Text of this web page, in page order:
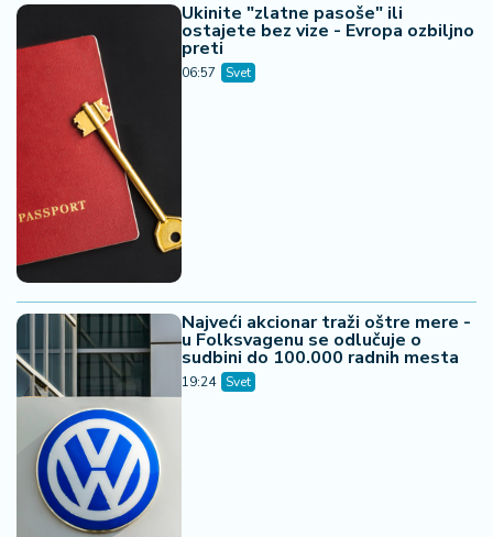
Ukinite "zlatne pasoše" ili
ostajete bez vize - Evropa ozbiljno
preti
06:57 Svet
Najveći akcionar traži oštre mere -
u Folksvagenu se odlučuje o
sudbini do 100.000 radnih mesta
19:24 Svet